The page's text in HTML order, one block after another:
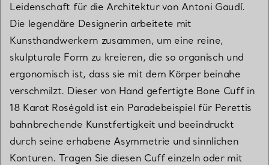
Leidenschaft für die Architektur von Antoni Gaudí.
Die legendäre Designerin arbeitete mit
Kunsthandwerkern zusammen, um eine reine,
skulpturale Form zu kreieren, die so organisch und
ergonomisch ist, dass sie mit dem Körper beinahe
verschmilzt. Dieser von Hand gefertigte Bone Cuff in
18 Karat Roségold ist ein Paradebeispiel für Perettis
bahnbrechende Kunstfertigkeit und beeindruckt
durch seine erhabene Asymmetrie und sinnlichen
Konturen. Tragen Sie diesen Cuff einzeln oder mit